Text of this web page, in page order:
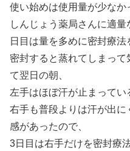
使い始めは使用量が少なか
しんじょう薬局さんに適
日目は量を多めに密封療法
密封すると蒸れてしまっ
て翌日の朝、
左手はほぼ汗が止まってい
右手も普段よりは汗が出
感があったので、
3日目は右手だけを密封療